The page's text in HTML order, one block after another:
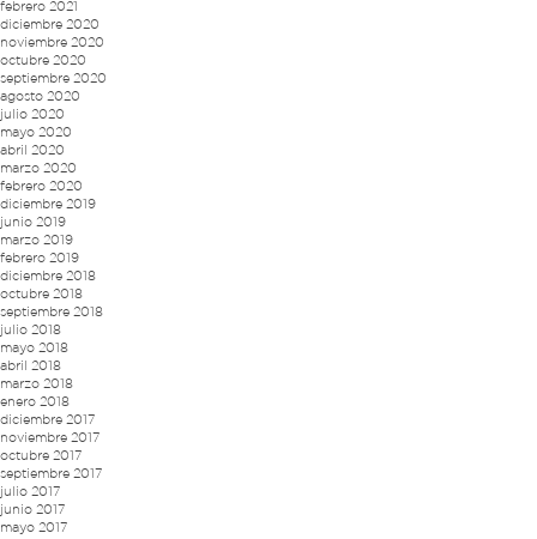
febrero 2021
diciembre 2020
noviembre 2020
octubre 2020
septiembre 2020
agosto 2020
julio 2020
mayo 2020
abril 2020
marzo 2020
febrero 2020
diciembre 2019
junio 2019
marzo 2019
febrero 2019
diciembre 2018
octubre 2018
septiembre 2018
julio 2018
mayo 2018
abril 2018
marzo 2018
enero 2018
diciembre 2017
noviembre 2017
octubre 2017
septiembre 2017
julio 2017
junio 2017
mayo 2017